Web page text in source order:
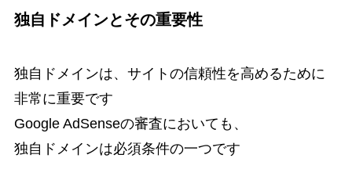
独自ドメインとその重要性
独自ドメインは、サイトの信頼性を高めるために
非常に重要です
Google AdSenseの審査においても、
独自ドメインは必須条件の一つです